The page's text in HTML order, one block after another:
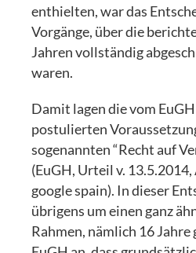
enthielten, war das
Vorgänge, über die
Jahren vollständig
waren.
Damit lagen die vom
postulierten
sogenannten “Recht auf
(EuGH, Urteil v. 13.5.2014,
google spain). In dieser
übrigens um einen ganz
Rahmen, nämlich 16 Jahre